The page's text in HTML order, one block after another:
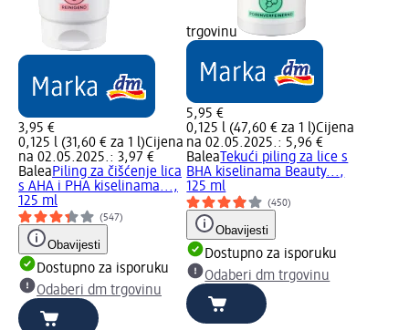
3,95 €
0,125 l (31,60 € za 1 l)Cijena
na 02.05.2025.: 3,97 €
BaleaPiling za čišćenje lica
s AHA i PHA kiselinama...,
125 ml
(547)
Obavijesti
Dostupno za isporuku
Odaberi dm trgovinu
trgovinu
5,95 €
0,125 l (47,60 € za 1 l)Cijena
na 02.05.2025.: 5,96 €
Balea Tekući piling za lice s
BHA kiselinama Beauty...,
125 ml
(450)
Obavijesti
Dostupno za isporuku
Odaberi dm trgovinu